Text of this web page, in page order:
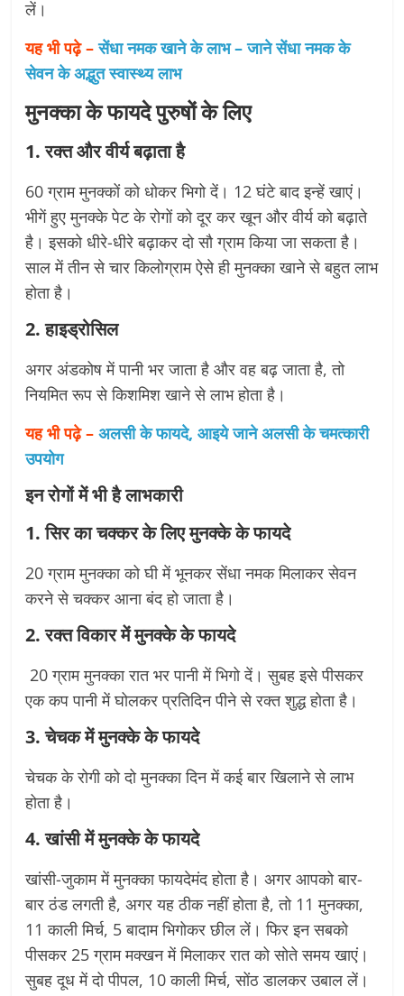
लें।
यह भी पढ़े – सेंधा नमक खाने के लाभ – जाने सेंधा नमक के
सेवन के अद्भुत स्वास्थ्य लाभ
मुनक्का के फायदे पुरुषों के लिए
1. रक्त और वीर्य बढ़ाता है
60 ग्राम मुनक्कों को धोकर भिगो दें। 12 घंटे बाद इन्हें खाएं।
भीगें हुए मुनक्के पेट के रोगों को दूर कर खून और वीर्य को बढ़ाते
है। इसको धीरे-धीरे बढ़ाकर दो सौ ग्राम किया जा सकता है।
साल में तीन से चार किलोग्राम ऐसे ही मुनक्का खाने से बहुत लाभ
होता है।
2. हाइड्रोसिल
अगर अंडकोष में पानी भर जाता है और वह बढ़ जाता है, तो
नियमित रूप से किशमिश खाने से लाभ होता है।
यह भी पढ़े – अलसी के फायदे, आइये जाने अलसी के चमत्कारी
उपयोग
इन रोगों में भी है लाभकारी
1. सिर का चक्करके लिए मुनक्के के फायदे
20 ग्राम मुनक्का को घी में भूनकर सेंधा नमक मिलाकर सेवन
करने से चक्कर आना बंद हो जाता है।
2. रक्त विकारमें मुनक्के के फायदे
20 ग्राम मुनक्का रात भर पानी में भिगो दें। सुबह इसे पीसकर
एक कप पानी में घोलकर प्रतिदिन पीने से रक्त शुद्ध होता है।
3. चेचकमें मुनक्के के फायदे
चेचक के रोगी को दो मुनक्का दिन में कई बार खिलाने से लाभ
होता है।
4. खांसीमें मुनक्के के फायदे
खांसी-जुकाम में मुनक्का फायदेमंद होता है। अगर आपको बार-
बार ठंड लगती है, अगर यह ठीक नहीं होता है, तो 11 मुनक्का,
11 काली मिर्च, 5 बादाम भिगोकर छील लें। फिर इन सबको
पीसकर 25 ग्राम मक्खन में मिलाकर रात को सोते समय खाएं।
सुबह दूध में दो पीपल, 10 काली मिर्च, सोंठ डालकर उबाल लें।